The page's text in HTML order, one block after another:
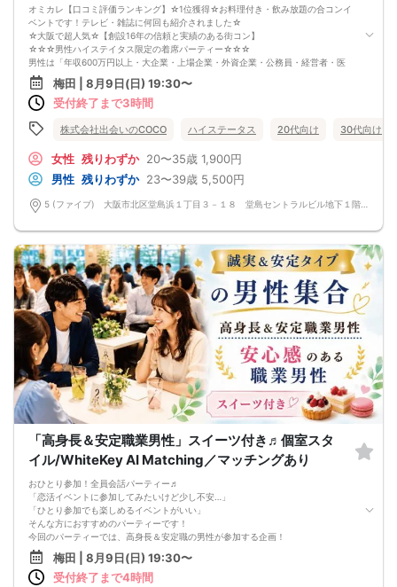
《フリードリンク(90L.O)》
☆店員さんがご丁寧に一杯ずつ手作り致します！
100種類以上の豊富なドリンクメニュー♪
□ビール
□チューハイ
□グラスワイン
□焼酎
□各種カクテル
□各種ソフトドリンク
お気に入りの普段着でご参加ください。
【 参加定員数 】
40名様
🔳中止判断タイミング：開催1時間前
オミカレ【口コミ評価ランキング】☆1位獲得☆お料理付き・飲み放題の合コンイ
ベントです！テレビ・雑誌に何回も紹介されました☆
☆大阪で超人気☆【創設16年の信頼と実績のある街コン】
☆☆☆男性ハイステイタス限定の着席パーティー☆☆☆
男性は「年収600万円以上・大企業・上場企業・外資企業・公務員・経営者・医
師・大人気士業」のいずれかの資格に該当する方限定♪
＊･･･女性20〜35歳・男性23～39歳限定で恋活・婚活party･･･＊
【初参加・お一人様参加の方が6～7割です】
お一人様でも気軽に参加できるparty☆
恋愛、仕事、相性、何でも聞いてくださいませ♪ご丁寧にセッションして頂けま
す。占い師歴50年間の方です！
☆梅田【洗練された大人の空間】優雅に貸切！恋活パーティー☆
いを楽しみませんか？
PARTY■□
MCによる席替え‼︎約20分に1度可能な限り席替えを設けており、都度LINE交換タ
イムを設けます。
お店自慢のお料理を召し上がって頂きながら、ゆっくりと交流をお楽しみ頂きた
いと思います。
《結婚式の二次会の有名な会場で完全着席PARTY》
完全着席スタイルですので、立食形式が苦手な方や人見知りな方には是非オスス
メです
落ち着いた空間での交流が楽しめます！
《一人参加、初参加大歓迎》
完全着席スタイルですのでひとりぼっちになることはありません！お一人様参加
者様同士の席の配置。
《恋人、友人、人脈、必ず出会える！大阪で超人気の飲み会！》
□結婚がしたい
□恋人が欲しい
□友人を増やしたい
□人脈を広げたい
□日常に刺激が欲しい
□楽しいことが大好き
□飲み会が大好き
□確実に出会える街コンに参加したい人
□一緒に合コン・コンパに行ける飲み友が欲しい人
□家と職場の往復の毎日を変えたい人
《フード》
お店自慢の豪華イタリアンコース料理☆
嬉しい！特製デザート付き♪
梅田 | 8月9日(日) 19:30〜
受付終了まで3時間
株式会社出会いのCOCO ハイステータス 20代向け 30代向け
女性 残りわずか 20〜35歳 1,900円
男性 残りわずか 23〜39歳 5,500円
「高身長＆安定職業男性」スイーツ付き♬個室スタ
イル/WhiteKey AI Matching／マッチングあり
おひとり参加！全員会話パーティー♬
「恋活イベントに参加してみたいけど少し不安…」
「ひとり参加でも楽しめるイベントがいい」
そんな方におすすめのパーティーです！
今回のパーティーでは、高身長＆安定職の男性が参加する企画！
落ち着いた雰囲気の中で、自然な出会いを楽しんでいただけます。
さらに、参加者全員と会話できる席替えシステムを採用！
「気になる人と話せなかった…」ということがないよう、
梅田 | 8月9日(日) 19:30〜
受付終了まで4時間